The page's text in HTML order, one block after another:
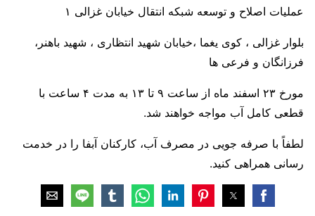
عملیات اصلاح و توسعه شبکه انتقال خیابان غزالی ١
بلوار غزالی ، کوی یغما ،خیابان شهید انتظاری ، شهید باهنر،
فرزانگان و فرعی ها
مورخ ٢٣ اسفند ماه از ساعت ٩ تا ١٣ به مدت ۴ ساعت با
قطعی کامل آب مواجه خواهند شد.
لطفاً با صرفه جویی در مصرف آب، کارکنان آبفا را در خدمت
رسانی همراهی کنید.